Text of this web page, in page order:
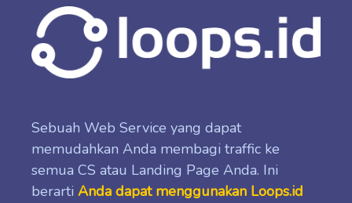
Sebuah Web Service yang dapat
memudahkan Anda membagi traffic ke
semua CS atau Landing Page Anda. Ini
berarti Anda dapat menggunakan Loops.id